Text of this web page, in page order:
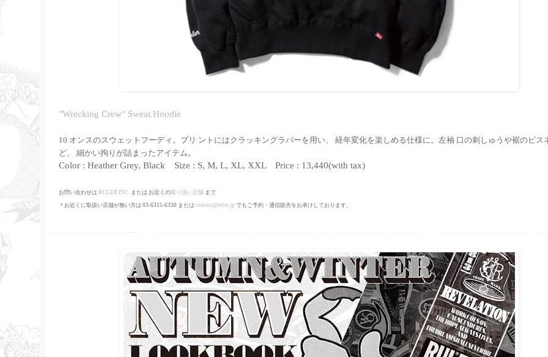
"Wrecking Crew" Sweat Hoodie
10 オンスのスウェットフーディ。プリ ントにはクラッキングラバーを用い、 経年変化を楽しめる仕様に。左袖 口の刺しゅうや裾のピス
ど、 細かい拘りが詰まったアイテム。
Color : Heather Grey, Black Size : S, M, L, XL, XXL Price : 13,440(with tax)
お問い合わせは RULER INC. または お近くの 取り扱い店舗 まで
＊お近くに取扱い店舗が無い方は 03-6315-6330 または contact@ruler.jp でもご予約・通信販売をお承けしております。